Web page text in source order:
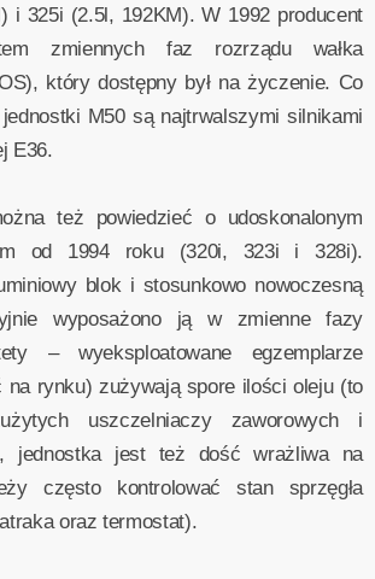
i 325i (2.5l, 192KM). W 1992 producent
zmiennych faz rozrządu wałka
który dostępny był na życzenie. Co
M50 są najtrwalszymi silnikami
E36.
też powiedzieć o udoskonalonym
od 1994 roku (320i, 323i i 328i).
blok i stosunkowo nowoczesną
wyposażono ją w zmienne fazy
– wyeksploatowane egzemplarze
na rynku) zużywają spore ilości oleju (to
uszczelniaczy zaworowych i
jednostka jest też dość wrażliwa na
często kontrolować stan sprzęgła
oraz termostat).